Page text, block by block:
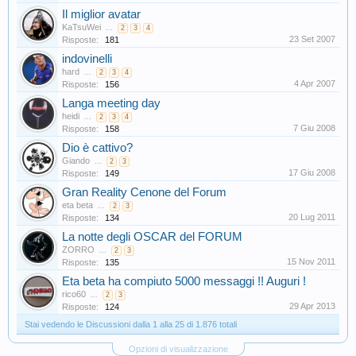
Il miglior avatar
KaTsuWei ... 2 3 4
Risposte: 181 23 Set 2007
indovinelli
hard ... 2 3 4
Risposte: 156 4 Apr 2007
Langa meeting day
heidi ... 2 3 4
Risposte: 158 7 Giu 2008
Dio è cattivo?
Giando ... 2 3
Risposte: 149 17 Giu 2008
Gran Reality Cenone del Forum
eta beta ... 2 3
Risposte: 134 20 Lug 2011
La notte degli OSCAR del FORUM
ZORRO ... 2 3
Risposte: 135 15 Nov 2011
Eta beta ha compiuto 5000 messaggi !! Auguri !
rico60 ... 2 3
Risposte: 124
29 Apr 2013
Stai vedendo le Discussioni dalla 1 alla 25 di 1.876 totali
Opzioni di visualizzazione